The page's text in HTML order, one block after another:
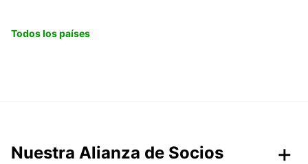
Todos los países
Nuestra Alianza de Socios